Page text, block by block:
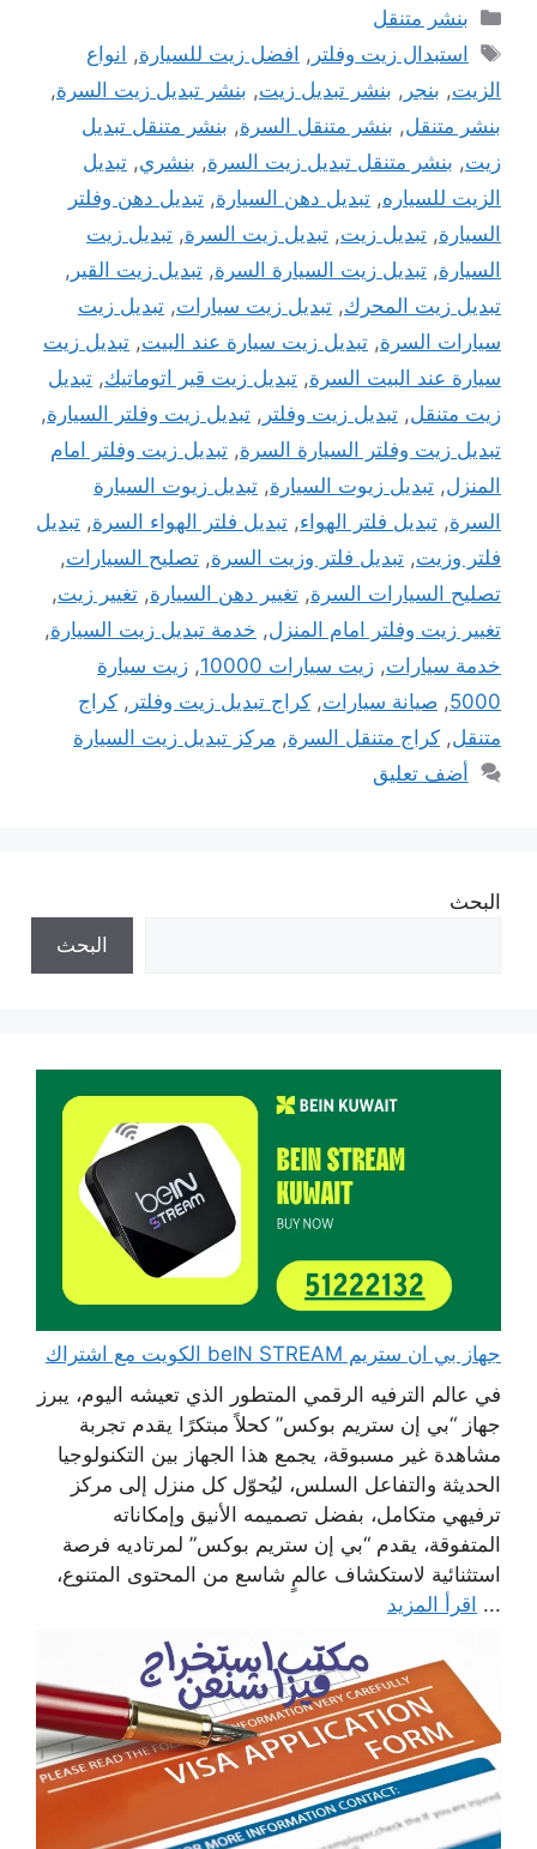
التصنيفات
بنشر متنقل
الوسوم
استبدال زيت وفلتر , افضل زيت للسيارة, انواع
الزيت, بنجر , بنشر تبديل زيت, بنشر تبديل زيت السرة,
بنشر متنقل, بنشر متنقل السرة, بنشر متنقل تبديل
زيت, بنشر متنقل تبديل زيت السرة, بنشري, تبديل
الزيت للسياره, تبديل دهن السيارة, تبديل دهن وفلتر
السيارة, تبديل زيت, تبديل زيت السرة, تبديل زيت
السيارة, تبديل زيت السيارة السرة, تبديل زيت القير ,
تبديل زيت المحرك, تبديل زيت سيارات, تبديل زيت
سيارات السرة, تبديل زيت سيارة عند البيت, تبديل زيت
سيارة عند البيت السرة, تبديل زيت قير اتوماتيك, تبديل
زيت متنقل, تبديل زيت وفلتر , تبديل زيت وفلتر السيارة,
تبديل زيت وفلتر السيارة السرة, تبديل زيت وفلتر امام
المنزل, تبديل زيوت السيارة, تبديل زيوت السيارة
السرة, تبديل فلتر الهواء, تبديل فلتر الهواء السرة, تبديل
فلتر وزيت, تبديل فلتر وزيت السرة, تصليح السيارات,
تصليح السيارات السرة, تغيير دهن السيارة, تغيير زيت,
تغيير زيت وفلتر امام المنزل, خدمة تبديل زيت السيارة,
خدمة سيارات, زيت سيارات 10000 , زيت سيارة
5000
, صيانة سيارات, كراج تبديل زيت وفلتر , كراج
متنقل, كراج متنقل السرة, مركز تبديل زيت السيارة
أضف تعليق
البحث
البحث
جهاز بي ان ستريم beIN STREAM الكويت مع اشتراك
في عالم الترفيه الرقمي المتطور الذي تعيشه اليوم، يبرز
جهاز “بي إن ستريم بوكس” كحلاً مبتكرًا يقدم تجربة
مشاهدة غير مسبوقة، يجمع هذا الجهاز بين التكنولوجيا
الحديثة والتفاعل السلس، ليُحوّل كل منزل إلى مركز
ترفيهي متكامل، بفضل تصميمه الأنيق وإمكاناته
المتفوقة، يقدم “بي إن ستريم بوكس” لمرتاديه فرصة
استثنائية لاستكشاف عالمٍ شاسع من المحتوى المتنوع،
... اقرأ المزيد